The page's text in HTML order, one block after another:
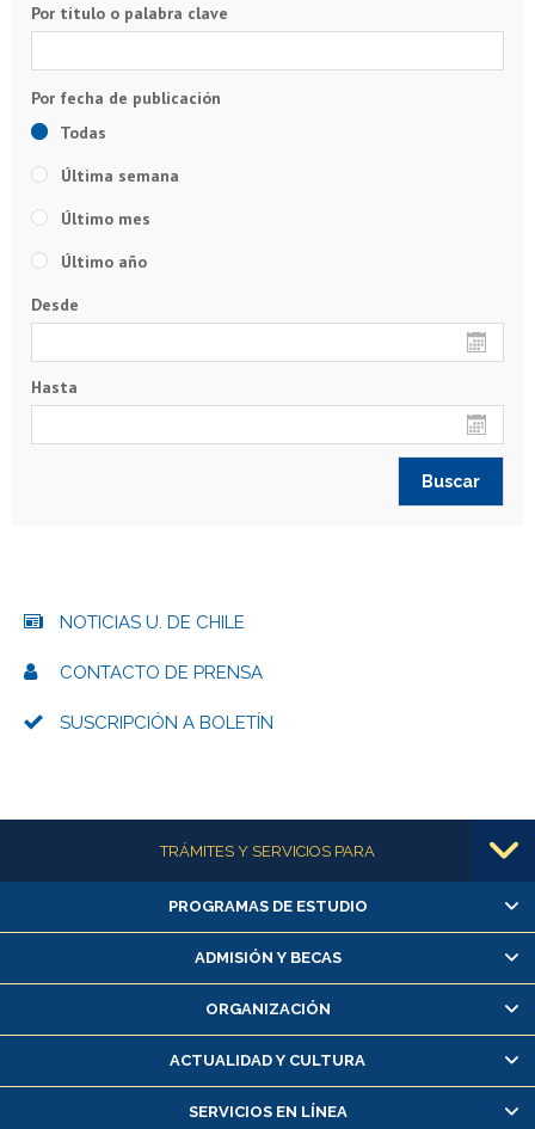
Por título o palabra clave
Todas
Última semana
Último mes
Último año
Desde
Hasta
NOTICIAS U. DE CHILE
CONTACTO DE PRENSA
SUSCRIPCIÓN A BOLETÍN
Más informaciónTRÁMITES Y SERVICIOS PARA
Alumnas/os y exalumnas/os
Matrícula en línea
Inscripción y cambio de asignaturas
Consulta y certificado de notas
Servicio médico y dental
Pago de arancel y crédito alumnos
PROGRAMAS DE ESTUDIO
ADMISIÓN Y BECAS
ORGANIZACIÓN
ACTUALIDAD Y CULTURA
SERVICIOS EN LÍNEA